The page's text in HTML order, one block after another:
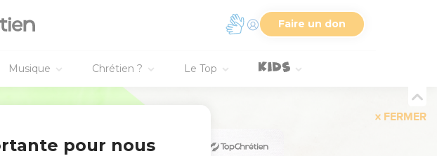
Faire un don
Musique Chrétien ? Le Top
FERMER
pour nous